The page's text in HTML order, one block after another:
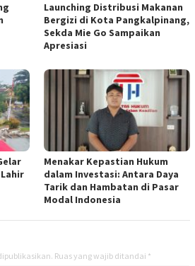
Launching Distribusi Makanan
Bergizi di Kota Pangkalpinang,
Sekda Mie Go Sampaikan
Apresiasi
Menakar Kepastian Hukum
dalam Investasi: Antara Daya
Tarik dan Hambatan di Pasar
Modal Indonesia
Ruas yang wajib ditandai *